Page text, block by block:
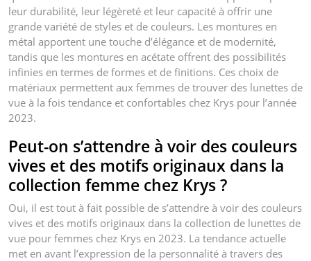
leur durabilité, leur légèreté et leur capacité à offrir une
grande variété de styles et de couleurs. Les montures en
métal apportent une touche d’élégance et de modernité,
tandis que les montures en acétate offrent des possibilités
infinies en termes de formes et de finitions. Ces choix de
matériaux permettent aux femmes de trouver des lunettes de
vue à la fois tendance et confortables chez Krys pour l’année
2023.
Peut-on s’attendre à voir des couleurs
vives et des motifs originaux dans la
collection femme chez Krys ?
Oui, il est tout à fait possible de s’attendre à voir des couleurs
vives et des motifs originaux dans la collection de lunettes de
vue pour femmes chez Krys en 2023. La tendance actuelle
met en avant l’expression de la personnalité à travers des